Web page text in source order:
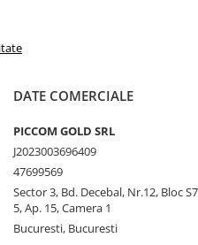
DATE COMERCIALE
PICCOM GOLD SRL
J2023003696409
47699569
Sector 3, Bd. Decebal, Nr.12, Bloc
5, Ap. 15, Camera 1
Bucuresti, Bucuresti